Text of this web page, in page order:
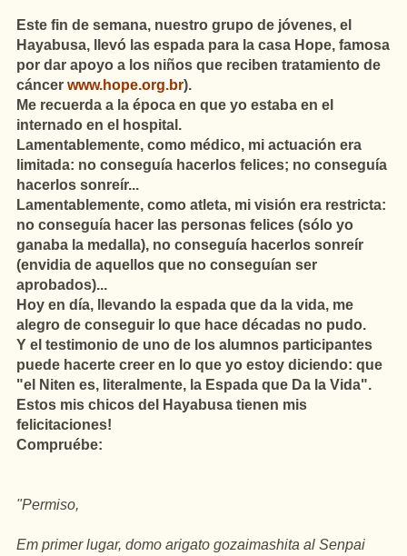
Este fin de semana, nuestro grupo de jóvenes, el
Hayabusa, llevó las espada para la casa Hope, famosa
por dar apoyo a los niños que reciben tratamiento de
cáncer www.hope.org.br).
Me recuerda a la época en que yo estaba en el
internado en el hospital.
Lamentablemente, como médico, mi actuación era
limitada: no conseguía hacerlos felices; no conseguía
hacerlos sonreír...
Lamentablemente, como atleta, mi visión era restricta:
no conseguía hacer las personas felices (sólo yo
ganaba la medalla), no conseguía hacerlos sonreír
(envidia de aquellos que no conseguían ser
aprobados)...
Hoy en día, llevando la espada que da la vida, me
alegro de conseguir lo que hace décadas no pudo.
Y el testimonio de uno de los alumnos participantes
puede hacerte creer en lo que yo estoy diciendo: que
"el Niten es, literalmente, la Espada que Da la Vida".
Estos mis chicos del Hayabusa tienen mis
felicitaciones!
Compruébe:
"Permiso,
Em primer lugar, domo arigato gozaimashita al Senpai